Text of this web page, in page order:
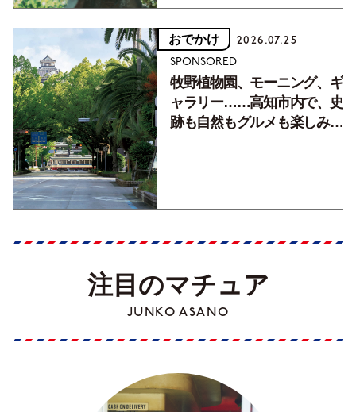
おでかけ 2026.07.25
SPONSORED
牧野植物園、モーニング、ギ
ャラリー……高知市内で、史
跡も自然もグルメも楽しみ尽
注目のマチュア
JUNKO ASANO